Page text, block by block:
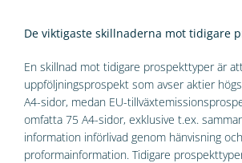
De viktigaste skillnaderna mot tidigare
En skillnad mot tidigare prospekttyper är
uppföljningsprospekt som avser aktier
A4-sidor, medan EU-
omfatta 75 A4-sidor, exklusive t.ex.
information införlivad genom hänvisning
proformainformation. Tidigare